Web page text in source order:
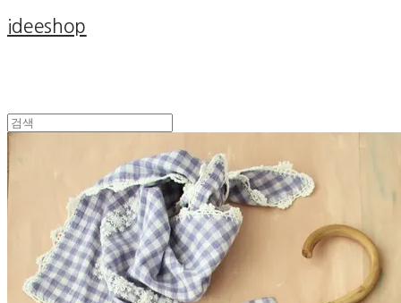
ideeshop